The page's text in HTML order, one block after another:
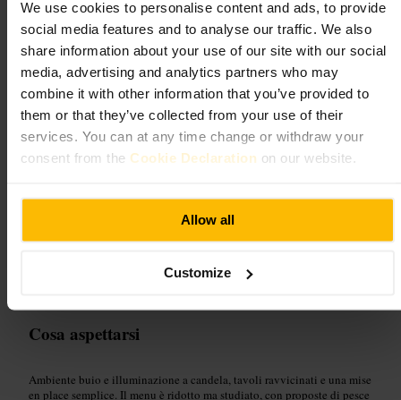
We use cookies to personalise content and ads, to provide
social media features and to analyse our traffic. We also
share information about your use of our site with our social
media, advertising and analytics partners who may
combine it with other information that you’ve provided to
them or that they’ve collected from your use of their
services. You can at any time change or withdraw your
consent from the Cookie Declaration on our website.
Allow all
Customize
Ristorazione e bevande•Bar•Cocktail bar Ristorazione e bevande
Bar
4,6
Web
“Cocktail e piccoli piatti in un locale dal tono
raccolto.”
#Cucinastagionale
Cosa aspettarsi
Ambiente buio e illuminazione a candela, tavoli ravvicinati e una mise
en place semplice. Il menu è ridotto ma studiato, con proposte di pesce